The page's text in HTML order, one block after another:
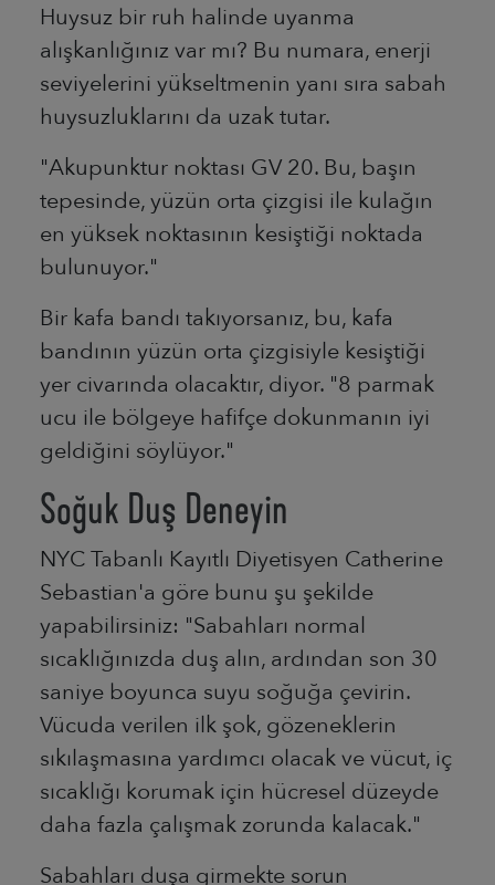
Huysuz bir ruh halinde uyanma
alışkanlığınız var mı? Bu numara, enerji
seviyelerini yükseltmenin yanı sıra sabah
huysuzluklarını da uzak tutar.
"Akupunktur noktası GV 20. Bu, başın
tepesinde, yüzün orta çizgisi ile kulağın
en yüksek noktasının kesiştiği noktada
bulunuyor."
Bir kafa bandı takıyorsanız, bu, kafa
bandının yüzün orta çizgisiyle kesiştiği
yer civarında olacaktır, diyor. "8 parmak
ucu ile bölgeye hafifçe dokunmanın iyi
geldiğini söylüyor."
Soğuk Duş Deneyin
NYC Tabanlı Kayıtlı Diyetisyen Catherine
Sebastian'a göre bunu şu şekilde
yapabilirsiniz: "Sabahları normal
sıcaklığınızda duş alın, ardından son 30
saniye boyunca suyu soğuğa çevirin.
Vücuda verilen ilk şok, gözeneklerin
sıkılaşmasına yardımcı olacak ve vücut, iç
sıcaklığı korumak için hücresel düzeyde
daha fazla çalışmak zorunda kalacak."
Sabahları duşa girmekte sorun